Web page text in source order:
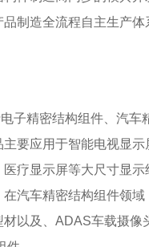
制造全流程自主生产
精密结构组件、汽车
要应用于智能电视显示
疗显示屏等大尺寸显
汽车精密结构组件领
以及、ADAS车载摄像